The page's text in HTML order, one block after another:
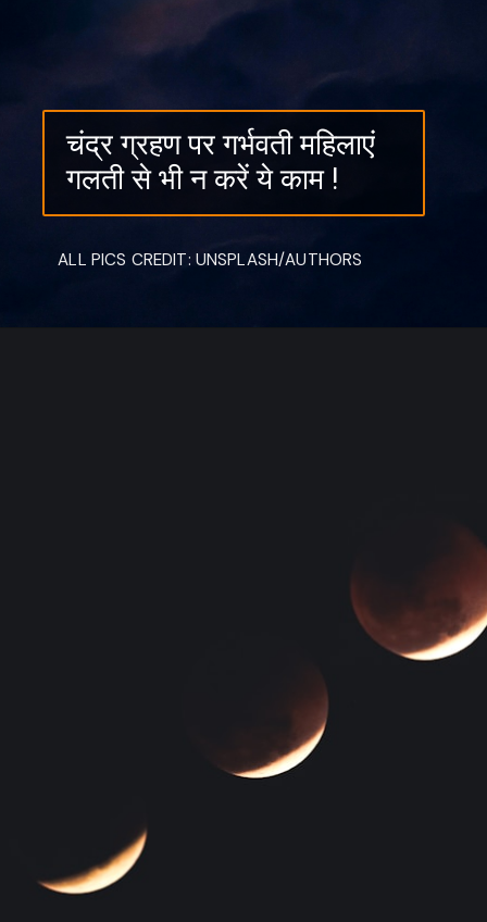
चंद्र ग्रहण पर गर्भवती महिलाएं
गलती से भी न करें ये काम !
ALL PICS CREDIT: UNSPLASH/AUTHORS
चंद्र ग्रहण इस बार शरद पूर्णिमा के
दिन 28 अक्टूबर के दिन लगने जा रहा
हैI ऐसे में गर्भवती महिलाओं को कुछ
नियमों का विशेष रूप से पालन करना